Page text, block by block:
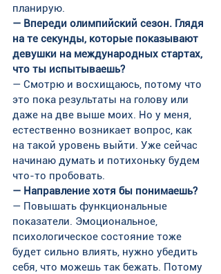
планирую.
— Впереди олимпийский сезон. Глядя
на те секунды, которые показывают
девушки на международных стартах,
что ты испытываешь?
— Смотрю и восхищаюсь, потому что
это пока результаты на голову или
даже на две выше моих. Но у меня,
естественно возникает вопрос, как
на такой уровень выйти. Уже сейчас
начинаю думать и потихоньку будем
что-то пробовать.
— Направление хотя бы понимаешь?
— Повышать функциональные
показатели. Эмоциональное,
психологическое состояние тоже
будет сильно влиять, нужно убедить
себя, что можешь так бежать. Потому